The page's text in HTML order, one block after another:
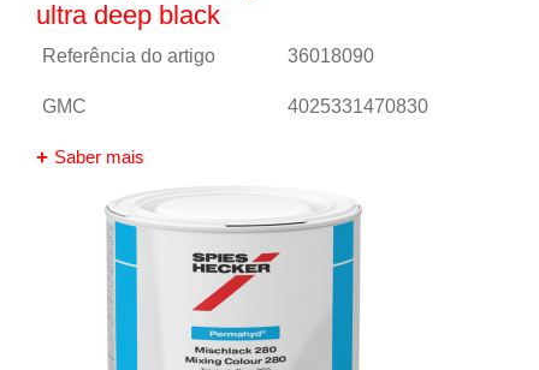
ultra deep black
Referência do artigo 36018090
GMC 4025331470830
Saber mais